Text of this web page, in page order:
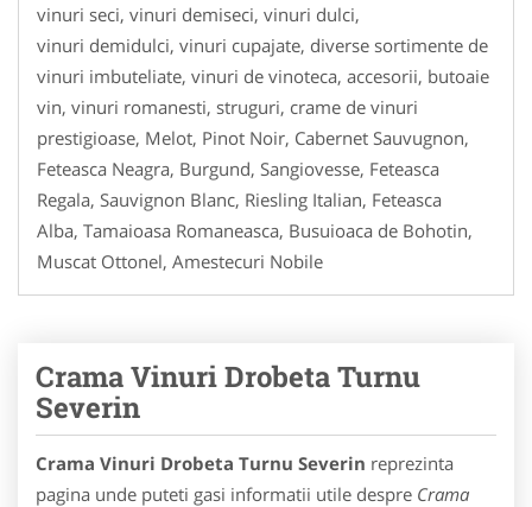
vinuri seci, vinuri demiseci, vinuri dulci,
vinuri demidulci, vinuri cupajate, diverse sortimente de
vinuri imbuteliate, vinuri de vinoteca, accesorii, butoaie
vin, vinuri romanesti, struguri, crame de vinuri
prestigioase, Melot, Pinot Noir, Cabernet Sauvugnon,
Feteasca Neagra, Burgund, Sangiovesse, Feteasca
Regala, Sauvignon Blanc, Riesling Italian, Feteasca
Alba, Tamaioasa Romaneasca, Busuioaca de Bohotin,
Muscat Ottonel, Amestecuri Nobile
Crama Vinuri Drobeta Turnu
Severin
Crama Vinuri Drobeta Turnu Severin reprezinta
pagina unde puteti gasi informatii utile despre Crama